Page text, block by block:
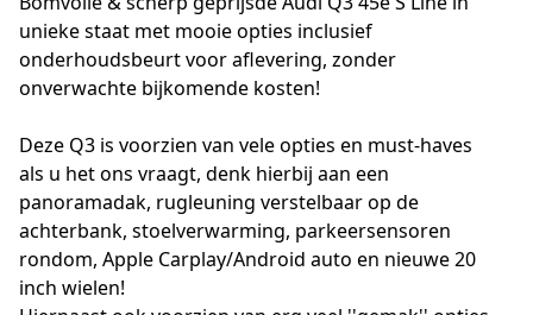
unieke staat met mooie opties inclusief
onderhoudsbeurt voor aflevering, zonder
onverwachte bijkomende kosten!
Deze Q3 is voorzien van vele opties en must-haves
als u het ons vraagt, denk hierbij aan een
panoramadak, rugleuning verstelbaar op de
achterbank, stoelverwarming, parkeersensoren
rondom, Apple Carplay/Android auto en nieuwe 20
inch wielen!